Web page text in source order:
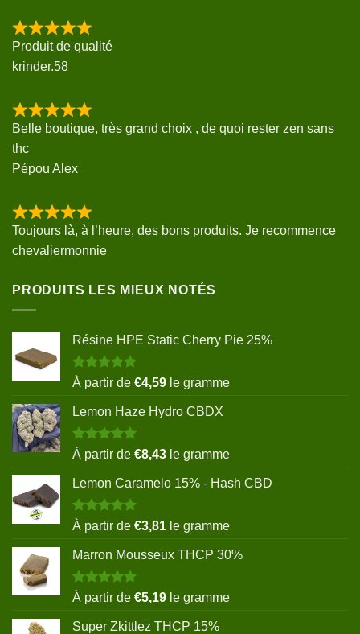
Produit de qualité
krinder.58
Belle boutique, très grand choix , de quoi rester zen sans
thc
Pépou Alex
Toujours là, à l’heure, des bons produits. Je recommence
chevaliermonnie
PRODUITS LES MIEUX NOTÉS
Résine HPE Static Cherry Pie 25%
Note5.00
sur 5
À partir de €4,59 le gramme
Lemon Haze Hydro CBDX
Note5.00
sur 5
À partir de €8,43 le gramme
Lemon Caramelo 15% - Hash CBD
Note5.00
sur 5
À partir de €3,81 le gramme
Marron Mousseux THCP 30%
Note5.00
sur 5
À partir de €5,19 le gramme
Super Zkittlez THCP 15%